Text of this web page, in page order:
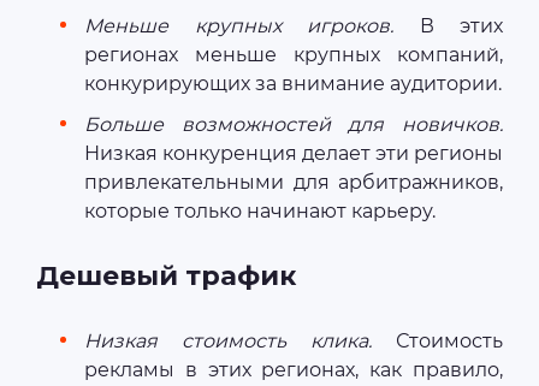
Меньше крупных игроков. В этих
регионах меньше крупных компаний,
конкурирующих за внимание аудитории.
Больше возможностей для новичков.
Низкая конкуренция делает эти регионы
привлекательными для арбитражников,
которые только начинают карьеру.
Дешевый трафик
Низкая стоимость клика. Стоимость
рекламы в этих регионах, как правило,